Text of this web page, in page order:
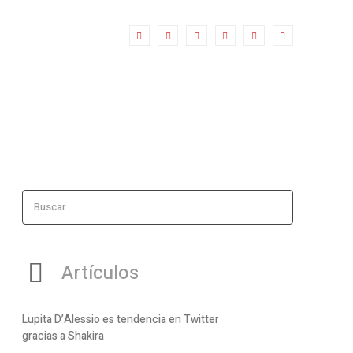
Buscar
Artículos
Lupita D’Alessio es tendencia en Twitter
gracias a Shakira